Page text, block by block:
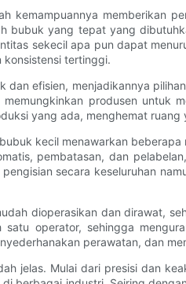
kemampuannya memberikan
bubuk yang tepat yang
sekecil apa pun dapat
konsistensi tertinggi.
efisien, menjadikannya
produsen untuk
yang ada, menghemat
kecil menawarkan
pembatasan, dan
secara keseluruhan
dioperasikan dan dirawat,
operator, sehingga
perawatan, dan
jelas. Mulai dari presisi dan